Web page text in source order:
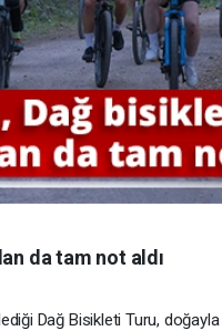
da tam not aldı
Dağ Bisikleti Turu,